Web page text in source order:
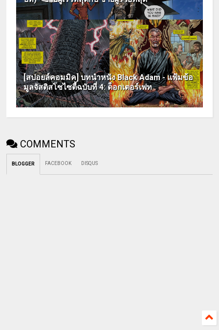
[สปอยล์คอมมิค] บทนำหนัง Black Adam - แฟ้มข้อ
มูลจัสติสโซไซตี้ฉบับที่ 4: ด็อกเตอร์เฟท
COMMENTS
BLOGGER FACEBOOK DISQUS